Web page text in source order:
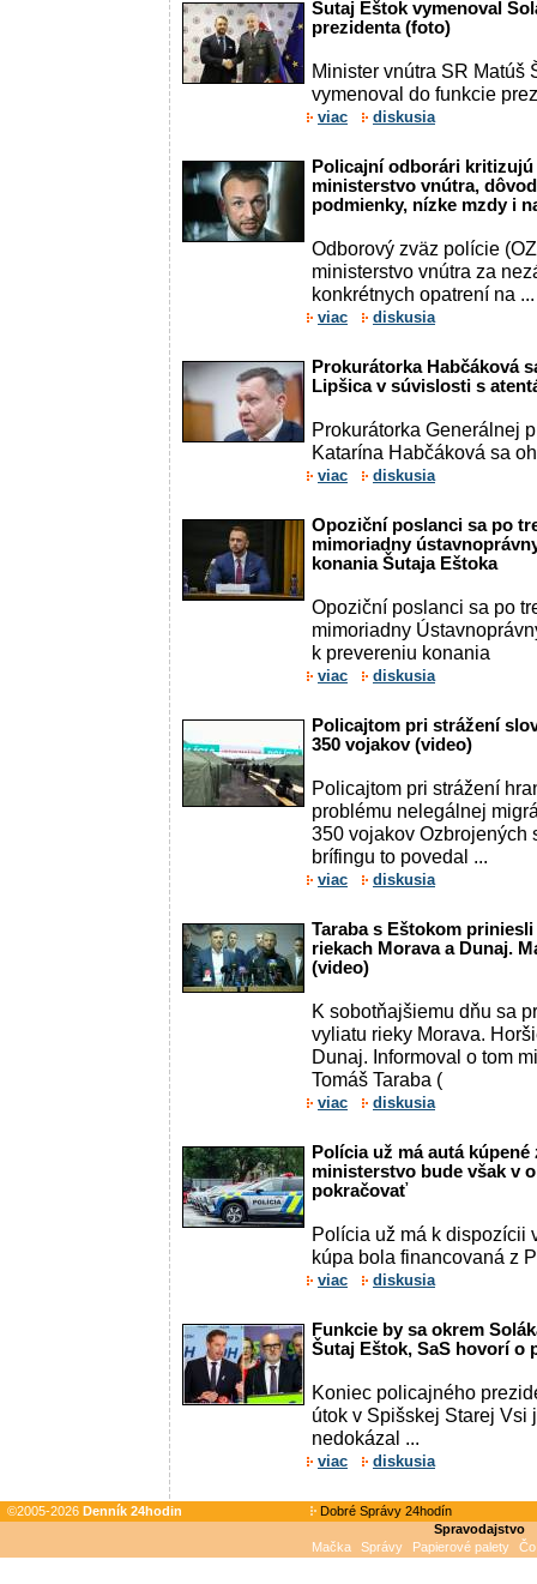
Šutaj Eštok vymenoval
prezidenta (foto)
Minister vnútra SR Matúš
vymenoval do funkcie
viac diskusia
Policajní odborári
ministerstvo vnútra,
podmienky, nízke mzdy i
Odborový zväz polície
ministerstvo vnútra za
konkrétnych opatrení na ...
viac diskusia
Prokurátorka Habčáková
Lipšica v súvislosti s
Prokurátorka Generálnej
Katarína Habčáková sa
viac diskusia
Opoziční poslanci sa po
mimoriadny
konania Šutaja Eštoka
Opoziční poslanci sa po
mimoriadny
k prevereniu konania
viac diskusia
Policajtom pri strážení
350 vojakov (video)
Policajtom pri strážení
problému nelegálnej
350 vojakov Ozbrojených
brífingu to povedal ...
viac diskusia
Taraba s Eštokom
riekach Morava a Dunaj.
(video)
K sobotňajšiemu dňu sa
vyliatu rieky Morava.
Dunaj. Informoval o tom
Tomáš Taraba (
viac diskusia
Polícia už má autá
ministerstvo bude však v
pokračovať
Polícia už má k dispozícii
kúpa bola financovaná z
viac diskusia
Funkcie by sa okrem
Šutaj Eštok, SaS hovorí o
Koniec policajného
útok v Spišskej Starej Vsi
nedokázal ...
viac diskusia
©2005-2026 Denník 24hodin
Dobré Správy 24hodín
Spravodajstvo
Mačka
Správy Papierové palety